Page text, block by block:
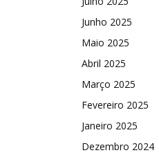
Junho 2025
Maio 2025
Abril 2025
Março 2025
Fevereiro 2025
Janeiro 2025
Dezembro 2024